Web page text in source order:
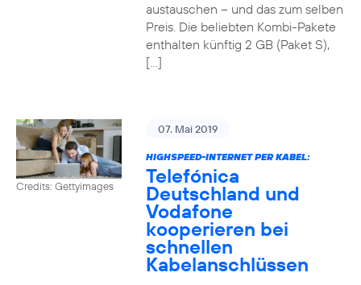
austauschen – und das zum selben
Preis. Die beliebten Kombi-Pakete
enthalten künftig 2 GB (Paket S),
[…]
Credits: Gettyimages
07. Mai 2019
HIGHSPEED-INTERNET PER KABEL:
Telefónica
Deutschland und
Vodafone
kooperieren bei
schnellen
Kabelanschlüssen